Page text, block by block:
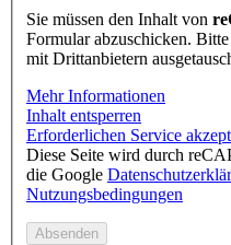
Sie müssen den Inhalt von
Formular abzuschicken.
mit Drittanbietern
Mehr Informationen
Inhalt entsperren
Erforderlichen Service
Diese Seite wird durch
die Google
Nutzungsbedingungen